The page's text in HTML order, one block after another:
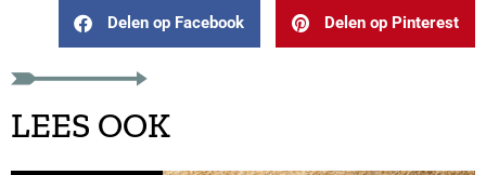
Delen op Facebook Delen op Pinterest
LEES OOK